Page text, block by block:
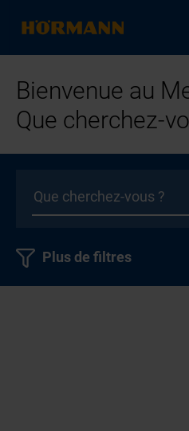
Bienvenue au
Que cherchez-
Plus de filtres